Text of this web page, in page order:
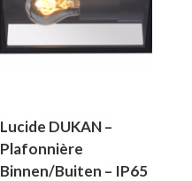
Lucide DUKAN –
Plafonnière
Binnen/Buiten – IP65